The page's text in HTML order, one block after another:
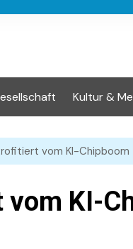
Kultur &
vom KI-Chipboom
KI-